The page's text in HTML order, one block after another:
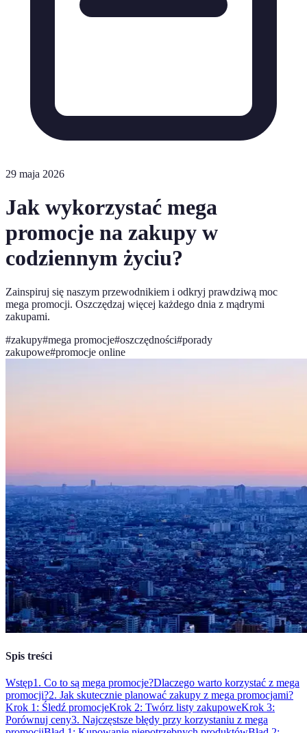
29 maja 2026
Jak wykorzystać mega
promocje na zakupy w
codziennym życiu?
Zainspiruj się naszym przewodnikiem i odkryj prawdziwą moc
mega promocji. Oszczędzaj więcej każdego dnia z mądrymi
zakupami.
#zakupy#mega promocje#oszczędności#porady
zakupowe#promocje online
Spis treści
Wstęp1. Co to są mega promocje?Dlaczego warto korzystać z mega
promocji?2. Jak skutecznie planować zakupy z mega promocjami?
Krok 1: Śledź promocjeKrok 2: Twórz listy zakupoweKrok 3:
Porównuj ceny3. Najczęstsze błędy przy korzystaniu z mega